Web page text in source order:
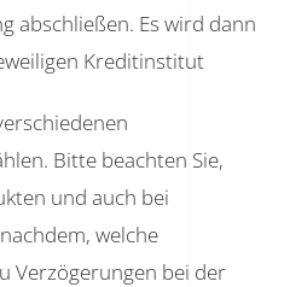
abschließen. Es wird dann
Kreditinstitut
Bitte beachten Sie,
und auch bei
welche
Verzögerungen bei der